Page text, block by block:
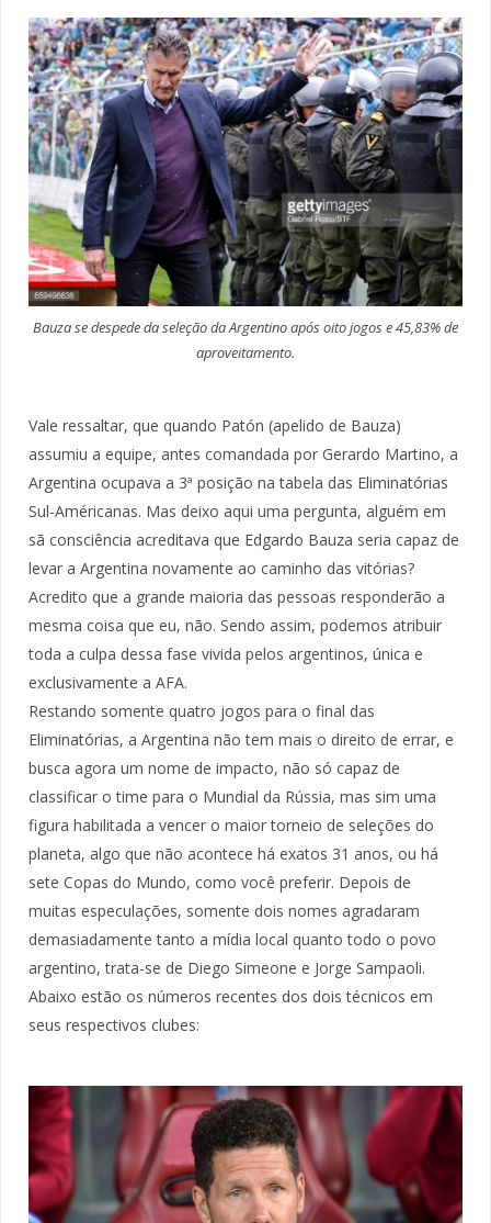
Bauza se despede da seleção da Argentino após oito jogos e 45,83% de
aproveitamento.
Vale ressaltar, que quando Patón (apelido de Bauza)
assumiu a equipe, antes comandada por Gerardo Martino, a
Argentina ocupava a 3ª posição na tabela das Eliminatórias
Sul-Américanas. Mas deixo aqui uma pergunta, alguém em
sã consciência acreditava que Edgardo Bauza seria capaz de
levar a Argentina novamente ao caminho das vitórias?
Acredito que a grande maioria das pessoas responderão a
mesma coisa que eu, não. Sendo assim, podemos atribuir
toda a culpa dessa fase vivida pelos argentinos, única e
exclusivamente a AFA.
Restando somente quatro jogos para o final das
Eliminatórias, a Argentina não tem mais o direito de errar, e
busca agora um nome de impacto, não só capaz de
classificar o time para o Mundial da Rússia, mas sim uma
figura habilitada a vencer o maior torneio de seleções do
planeta, algo que não acontece há exatos 31 anos, ou há
sete Copas do Mundo, como você preferir. Depois de
muitas especulações, somente dois nomes agradaram
demasiadamente tanto a mídia local quanto todo o povo
argentino, trata-se de Diego Simeone e Jorge Sampaoli.
Abaixo estão os números recentes dos dois técnicos em
seus respectivos clubes: